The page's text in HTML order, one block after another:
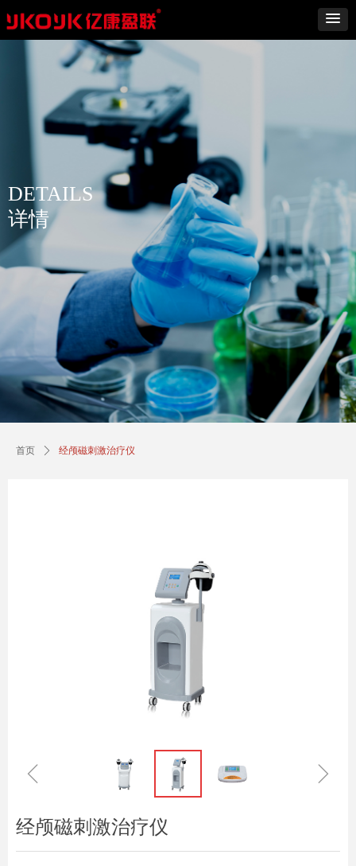
首页 ꄲ 经颅磁刺激治疗仪
ꁆ ꁇ
经颅磁刺激治疗仪
DETAILS
详情